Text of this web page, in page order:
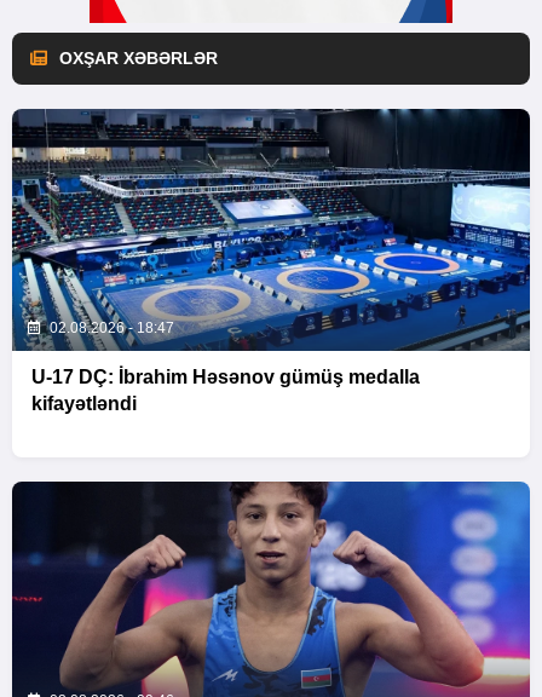
OXŞAR XƏBƏRLƏR
02.08.2026 - 18:47
U-17 DÇ: İbrahim Həsənov gümüş medalla
kifayətləndi